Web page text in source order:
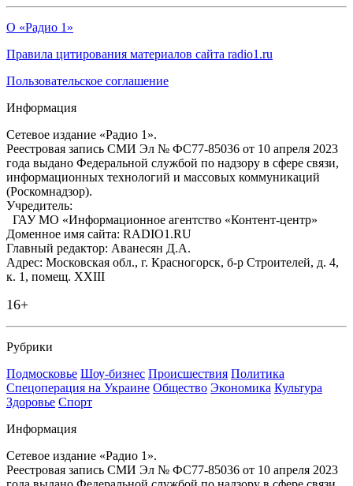
О «Радио 1»
Правила цитирования материалов сайта radio1.ru
Пользовательское соглашение
Информация
Сетевое издание «Радио 1».
Реестровая запись СМИ Эл № ФС77-85036 от 10 апреля 2023
года выдано Федеральной службой по надзору в сфере связи,
информационных технологий и массовых коммуникаций
(Роскомнадзор).
Учредитель:
ГАУ МО «Информационное агентство «Контент-центр»
Доменное имя сайта: RADIO1.RU
Главный редактор: Аванесян Д.А.
Адрес: Московская обл., г. Красногорск, б-р Строителей, д. 4,
к. 1, помещ. XXIII
16+
Рубрики
Подмосковье Шоу-бизнес Происшествия Политика
Спецоперация на Украине Общество Экономика Культура
Здоровье Спорт
Информация
Сетевое издание «Радио 1».
Реестровая запись СМИ Эл № ФС77-85036 от 10 апреля 2023